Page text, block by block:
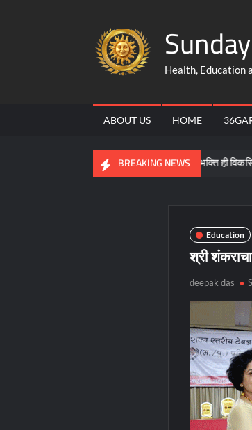
Health, Education
ABOUT US HOME
BREAKING NEWS
समरसता, समानता और भक्ति ही विकसित और सशक्त
Education
श्री
deepak das